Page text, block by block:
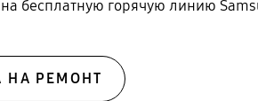
бесплатную горячую линию
НА РЕМОНТ